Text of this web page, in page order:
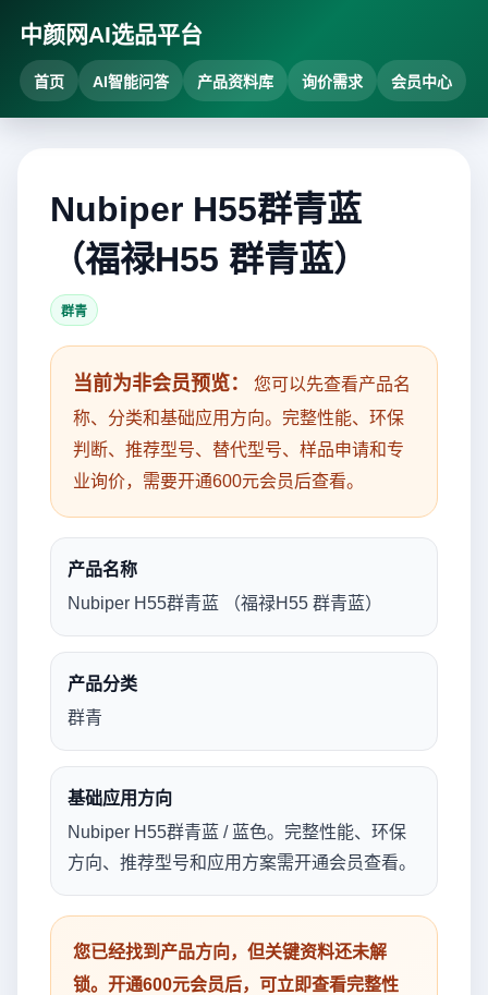
中颜网AI选品平台
首页 AI智能问答 产品资料库 询价需求 会员中心
Nubiper H55群青蓝
（福禄H55 群青蓝）
群青
当前为非会员预览：
您可以先查看产品名
称、分类和基础应用方向。完整性能、环保
判断、推荐型号、替代型号、样品申请和专
业询价，需要开通600元会员后查看。
产品名称
Nubiper H55群青蓝 （福禄H55 群青蓝）
产品分类
群青
基础应用方向
Nubiper H55群青蓝 / 蓝色。完整性能、环保
方向、推荐型号和应用方案需开通会员查看。
您已经找到产品方向，但关键资料还未解
锁。开通600元会员后，可立即查看完整性